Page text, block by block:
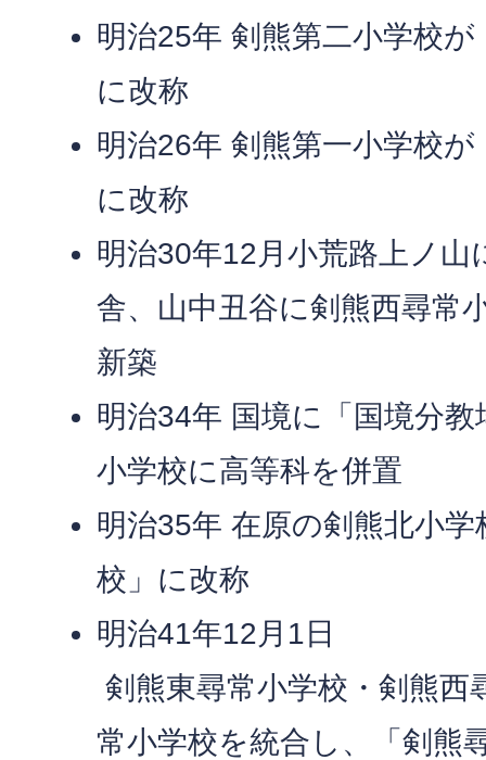
明治25年 剣熊第二小学校
に改称
明治26年 剣熊第一小学校
に改称
明治30年12月小荒路上ノ山
舎、山中丑谷に剣熊西尋常
新築
明治34年 国境に「国境分
小学校に高等科を併置
明治35年 在原の剣熊北小
校」に改称
明治41年12月1日
剣熊東尋常小学校・剣熊西
常小学校を統合し、「剣熊